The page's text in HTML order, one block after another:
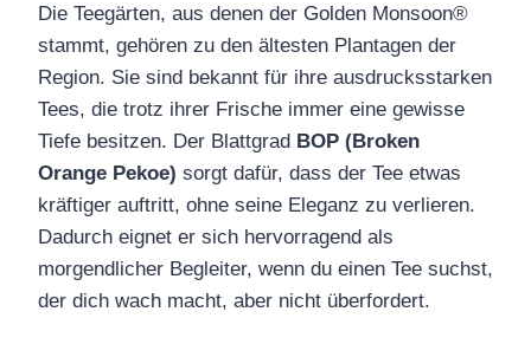
Die Teegärten, aus denen der Golden Monsoon®
stammt, gehören zu den ältesten Plantagen der
Region. Sie sind bekannt für ihre ausdrucksstarken
Tees, die trotz ihrer Frische immer eine gewisse
Tiefe besitzen. Der Blattgrad BOP (Broken
Orange Pekoe) sorgt dafür, dass der Tee etwas
kräftiger auftritt, ohne seine Eleganz zu verlieren.
Dadurch eignet er sich hervorragend als
morgendlicher Begleiter, wenn du einen Tee suchst,
der dich wach macht, aber nicht überfordert.